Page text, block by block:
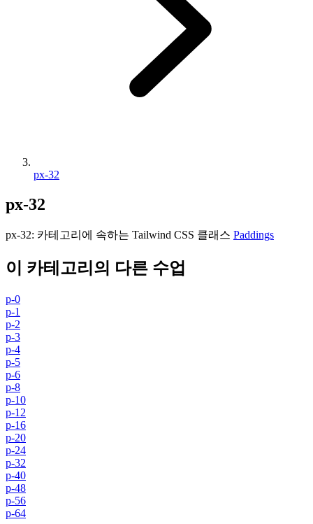
px-32
px-32
px-32: 카테고리에 속하는 Tailwind CSS 클래스 Paddings
이 카테고리의 다른 수업
p-0
p-1
p-2
p-3
p-4
p-5
p-6
p-8
p-10
p-12
p-16
p-20
p-24
p-32
p-40
p-48
p-56
p-64